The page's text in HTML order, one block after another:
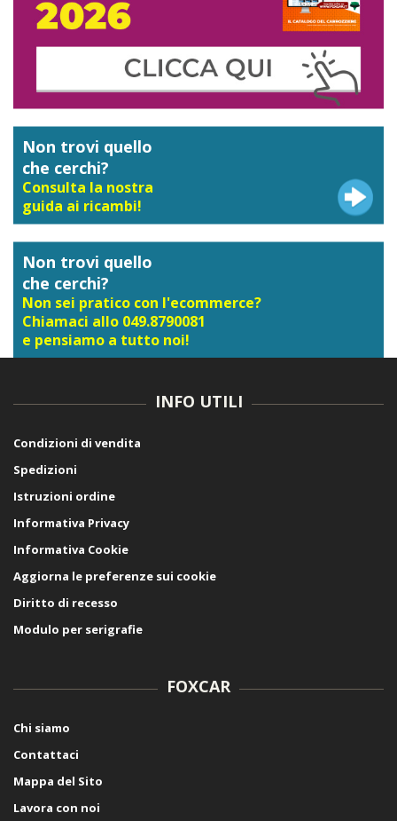
Non trovi quello
che cerchi?
Consulta la nostra
guida ai ricambi!
Non trovi quello
che cerchi?
Non sei pratico con l'ecommerce?
Chiamaci allo 049.8790081
e pensiamo a tutto noi!
INFO UTILI
Condizioni di vendita
Spedizioni
Istruzioni ordine
Informativa Privacy
Informativa Cookie
Aggiorna le preferenze sui cookie
Diritto di recesso
Modulo per serigrafie
FOXCAR
Chi siamo
Contattaci
Mappa del Sito
Lavora con noi